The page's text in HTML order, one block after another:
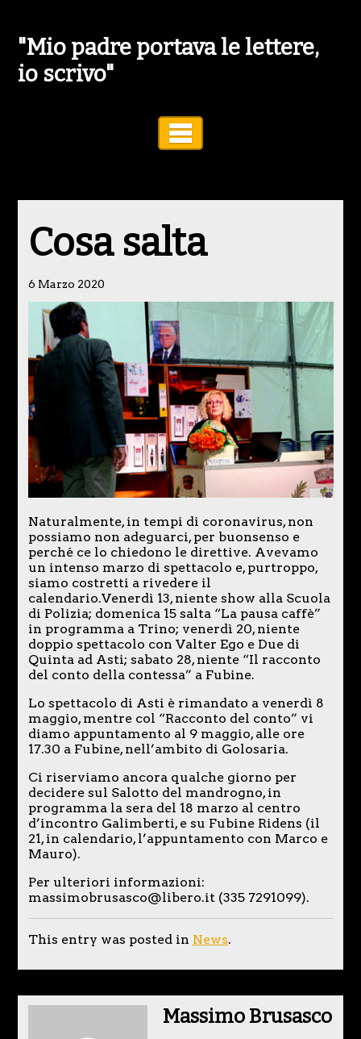
"Mio padre portava le lettere,
io scrivo"
Cosa salta
6 Marzo 2020
Naturalmente, in tempi di coronavirus, non
possiamo non adeguarci, per buonsenso e
perché ce lo chiedono le direttive. Avevamo
un intenso marzo di spettacolo e, purtroppo,
siamo costretti a rivedere il
calendario.Venerdì 13, niente show alla Scuola
di Polizia; domenica 15 salta “La pausa caffè”
in programma a Trino; venerdì 20, niente
doppio spettacolo con Valter Ego e Due di
Quinta ad Asti; sabato 28, niente “Il racconto
del conto della contessa” a Fubine.
Lo spettacolo di Asti è rimandato a venerdì 8
maggio, mentre col “Racconto del conto” vi
diamo appuntamento al 9 maggio, alle ore
17.30 a Fubine, nell’ambito di Golosaria.
Ci riserviamo ancora qualche giorno per
decidere sul Salotto del mandrogno, in
programma la sera del 18 marzo al centro
d’incontro Galimberti, e su Fubine Ridens (il
21, in calendario, l’appuntamento con Marco e
Mauro).
Per ulteriori informazioni:
massimobrusasco@libero.it (335 7291099).
This entry was posted in News.
Massimo Brusasco